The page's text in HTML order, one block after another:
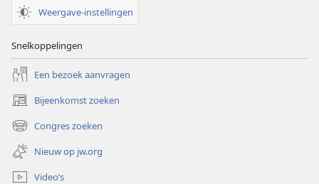
Weergave-instellingen
Snelkoppelingen
Een bezoek aanvragen
Bijeenkomst zoeken
(opent
nieuw
venster)
Congres zoeken
(opent
nieuw
venster)
Nieuw op jw.org
Video’s